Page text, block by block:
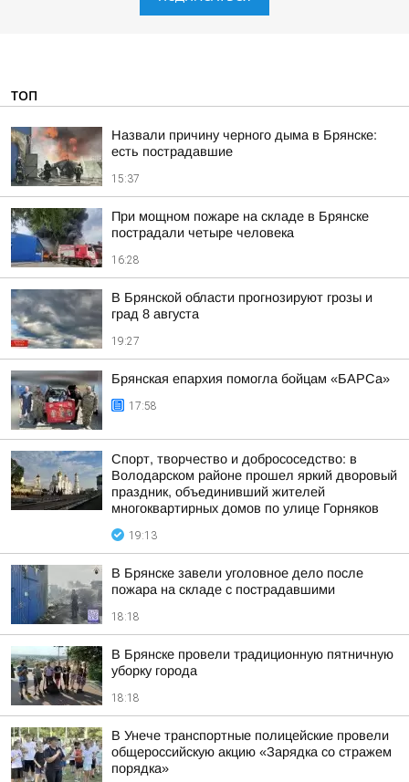
ТОП
Назвали причину черного дыма в Брянске:
есть пострадавшие
15:37
При мощном пожаре на складе в Брянске
пострадали четыре человека
16:28
В Брянской области прогнозируют грозы и
град 8 августа
19:27
Брянская епархия помогла бойцам «БАРСа»
17:58
Спорт, творчество и добрососедство: в
Володарском районе прошел яркий дворовый
праздник, объединивший жителей
многоквартирных домов по улице Горняков
19:13
В Брянске завели уголовное дело после
пожара на складе с пострадавшими
18:18
В Брянске провели традиционную пятничную
уборку города
18:18
В Унече транспортные полицейские провели
общероссийскую акцию «Зарядка со стражем
порядка»